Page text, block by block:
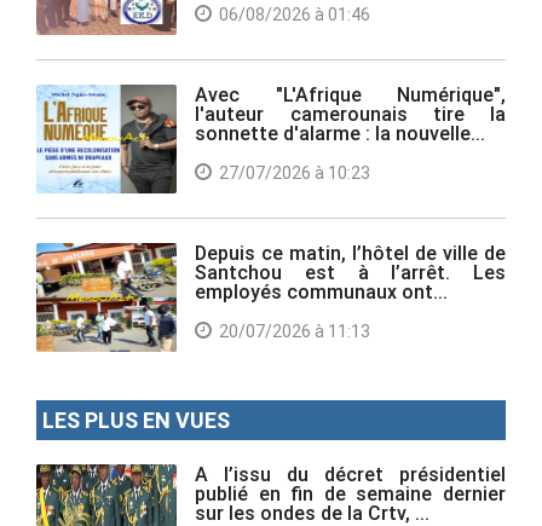
06/08/2026 à 01:46
Avec "L'Afrique Numérique",
l'auteur camerounais tire la
sonnette d'alarme : la nouvelle...
27/07/2026 à 10:23
Depuis ce matin, l’hôtel de ville de
Santchou est à l’arrêt. Les
employés communaux ont...
20/07/2026 à 11:13
LES PLUS EN VUES
A l’issu du décret présidentiel
publié en fin de semaine dernier
sur les ondes de la Crtv, ...